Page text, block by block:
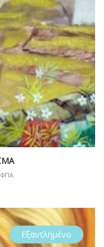
Εξαντλημένο